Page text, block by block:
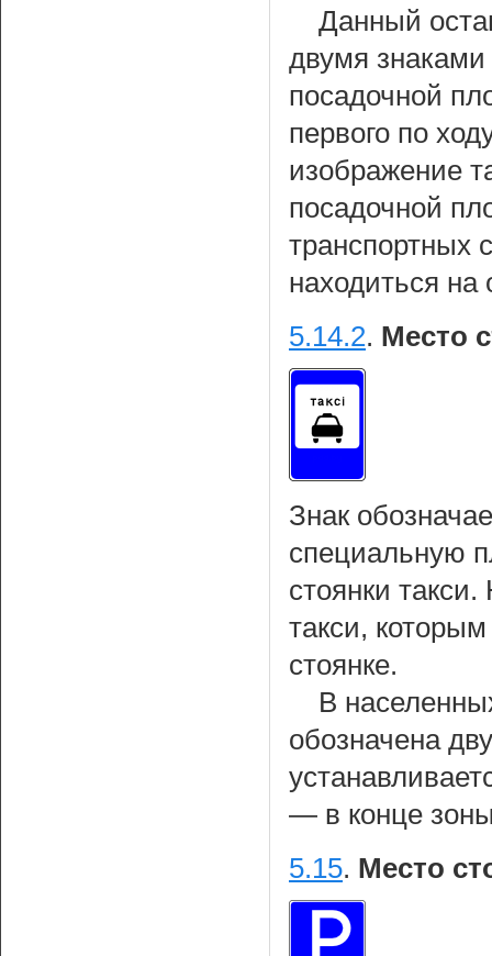
Данный
двумя
посадочной
первого по
изображение
посадочной
транспортных
находиться на
5.14.2. Место
Знак
специальную
стоянки
такси,
стоянке.
В
обозначена
— в конце
5.15. Место